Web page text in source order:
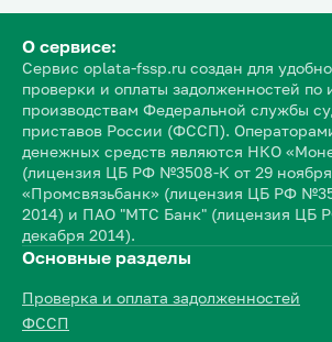
О сервисе:
Сервис oplata-fssp.ru создан для
проверки и оплаты задолженностей по
производствам Федеральной службы
приставов России (ФССП).
денежных средств являются НКО
(лицензия ЦБ РФ №3508-К от 29
«Промсвязьбанк» (лицензия ЦБ РФ
2014) и ПАО "МТС Банк" (лицензия ЦБ
декабря 2014).
Основные разделы
Проверка и оплата задолженностей
ФССП